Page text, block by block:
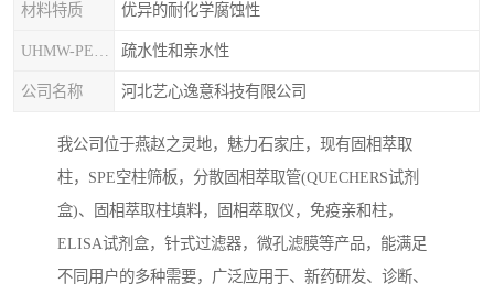
材料特质 优异的耐化学腐蚀性
疏水性和亲水性
公司名称 河北艺心逸意科技有限公司
我公司位于燕赵之灵地，魅力石家庄，现有固相萃取
柱，SPE空柱筛板，分散固相萃取管(QUECHERS试剂
盒)、固相萃取柱填料，固相萃取仪，免疫亲和柱，
ELISA试剂盒，针式过滤器，微孔滤膜等产品，能满足
不同用户的多种需要，广泛应用于、新药研发、诊断、